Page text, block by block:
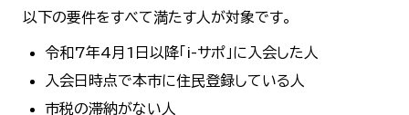
以下の要件をすべて満たす人が対象です。
令和7年4月1日以降「i-サポ」に入会した人
入会日時点で本市に住民登録している人
市税の滞納がない人